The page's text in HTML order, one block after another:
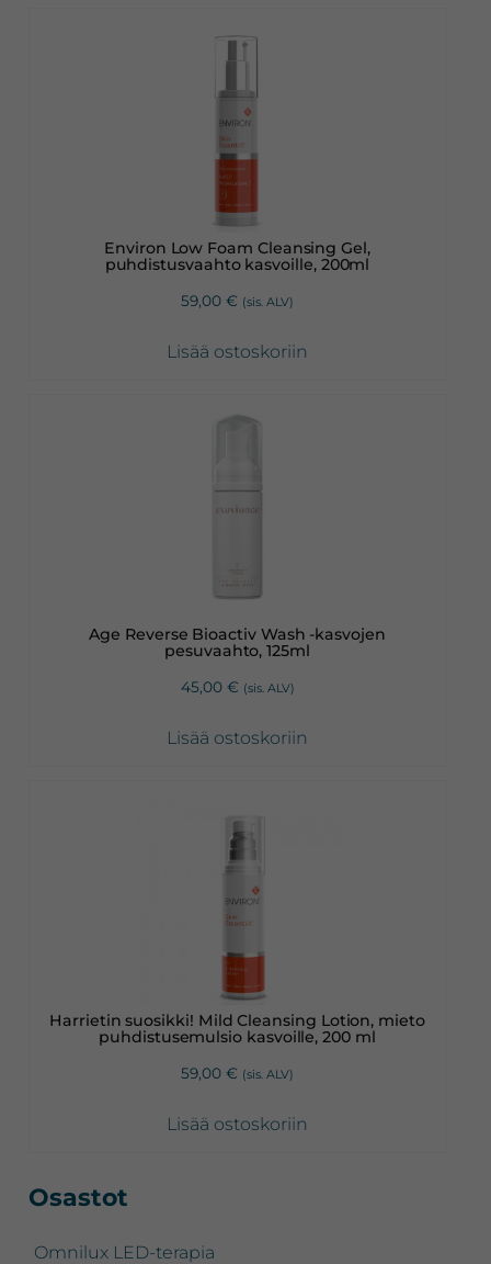
Environ Low Foam Cleansing Gel,
puhdistusvaahto kasvoille, 200ml
59,00 € (sis. ALV)
Lisää ostoskoriin
Age Reverse Bioactiv Wash -kasvojen
pesuvaahto, 125ml
45,00 € (sis. ALV)
Lisää ostoskoriin
Harrietin suosikki! Mild Cleansing Lotion, mieto
puhdistusemulsio kasvoille, 200 ml
59,00 € (sis. ALV)
Lisää ostoskoriin
Ensisijainen
Osastot
Omnilux LED-terapia